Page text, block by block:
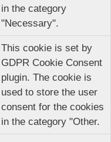
in the category
"Necessary".
This cookie is set by
GDPR Cookie Consent
plugin. The cookie is
used to store the user
consent for the cookies
in the category "Other.